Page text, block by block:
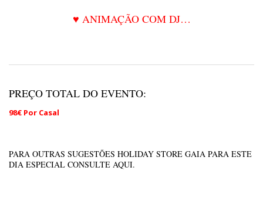
♥ ANIMAÇÃO COM DJ…
PREÇO TOTAL DO EVENTO:
98€ Por Casal
PARA OUTRAS SUGESTÕES HOLIDAY STORE GAIA PARA ESTE
DIA ESPECIAL CONSULTE AQUI.